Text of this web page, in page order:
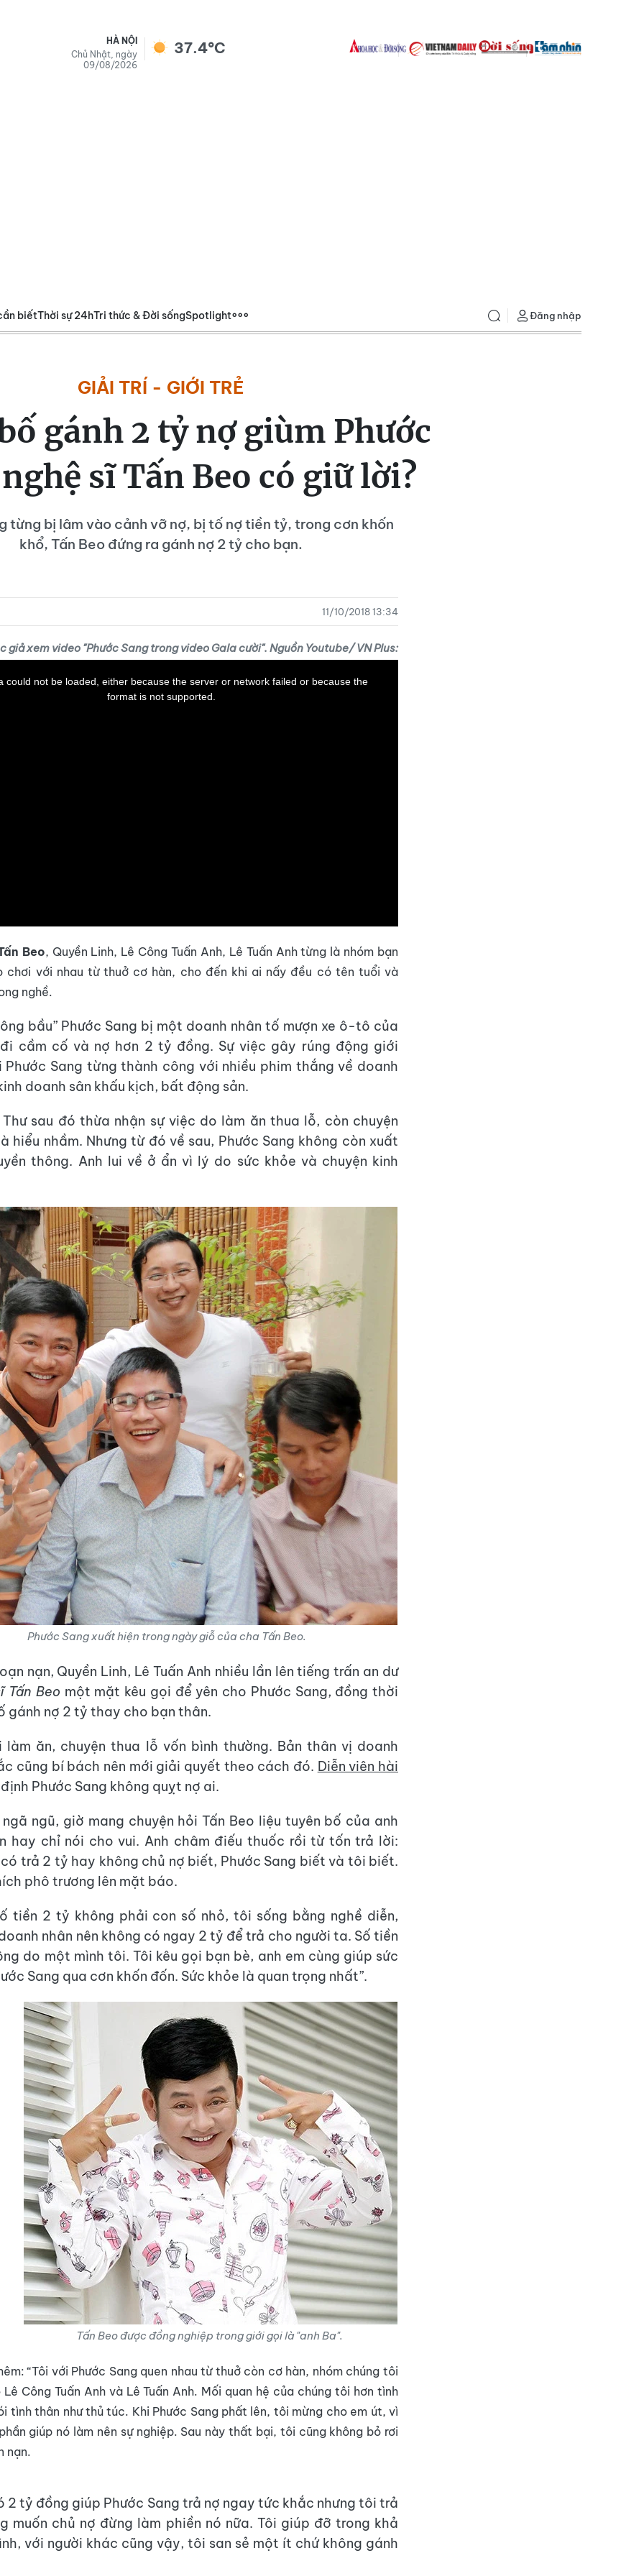
HÀ NỘI
Chủ Nhật, ngày
09/08/2026
37.4°C
biếtThời sự 24hTri thức & Đời sốngSpotlight Đăng nhập
GIẢI TRÍ - GIỚI TRẺ
gánh 2 tỷ nợ giùm Phước
sĩ Tấn Beo có giữ lời?
từng bị lâm vào cảnh vỡ nợ, bị tố nợ tiền tỷ, trong cơn khốn
khổ, Tấn Beo đứng ra gánh nợ 2 tỷ cho bạn.
11/10/2018 13:34
giả xem video "Phước Sang trong video Gala cười". Nguồn Youtube/ VN Plus:
could not be loaded, either because the server or network failed or because the
format is not supported.
Beo, Quyền Linh, Lê Công Tuấn Anh, Lê Tuấn Anh từng là nhóm bạn
chơi với nhau từ thuở cơ hàn, cho đến khi ai nấy đều có tên tuổi và
nghề.
bầu” Phước Sang bị một doanh nhân tố mượn xe ô-tô của
cầm cố và nợ hơn 2 tỷ đồng. Sự việc gây rúng động giới
Phước Sang từng thành công với nhiều phim thắng về doanh
doanh sân khấu kịch, bất động sản.
Thư sau đó thừa nhận sự việc do làm ăn thua lỗ, còn chuyện
hiểu nhầm. Nhưng từ đó về sau, Phước Sang không còn xuất
thông. Anh lui về ở ẩn vì lý do sức khỏe và chuyện kinh
Phước Sang xuất hiện trong ngày giỗ của cha Tấn Beo.
nạn, Quyền Linh, Lê Tuấn Anh nhiều lần lên tiếng trấn an dư
Tấn Beo một mặt kêu gọi để yên cho Phước Sang, đồng thời
gánh nợ 2 tỷ thay cho bạn thân.
làm ăn, chuyện thua lỗ vốn bình thường. Bản thân vị doanh
cũng bí bách nên mới giải quyết theo cách đó. Diễn viên hài
Phước Sang không quỵt nợ ai.
ngũ, giờ mang chuyện hỏi Tấn Beo liệu tuyên bố của anh
hay chỉ nói cho vui. Anh châm điếu thuốc rồi từ tốn trả lời:
có trả 2 tỷ hay không chủ nợ biết, Phước Sang biết và tôi biết.
phô trương lên mặt báo.
tiền 2 tỷ không phải con số nhỏ, tôi sống bằng nghề diễn,
nhân nên không có ngay 2 tỷ để trả cho người ta. Số tiền
do một mình tôi. Tôi kêu gọi bạn bè, anh em cùng giúp sức
Sang qua cơn khốn đốn. Sức khỏe là quan trọng nhất”.
Tấn Beo được đồng nghiệp trong giới gọi là "anh Ba".
“Tôi với Phước Sang quen nhau từ thuở còn cơ hàn, nhóm chúng tôi
Công Tuấn Anh và Lê Tuấn Anh. Mối quan hệ của chúng tôi hơn tình
tình thân như thủ túc. Khi Phước Sang phất lên, tôi mừng cho em út, vì
giúp nó làm nên sự nghiệp. Sau này thất bại, tôi cũng không bỏ rơi
nạn.
2 tỷ đồng giúp Phước Sang trả nợ ngay tức khắc nhưng tôi trả
muốn chủ nợ đừng làm phiền nó nữa. Tôi giúp đỡ trong khả
với người khác cũng vậy, tôi san sẻ một ít chứ không gánh